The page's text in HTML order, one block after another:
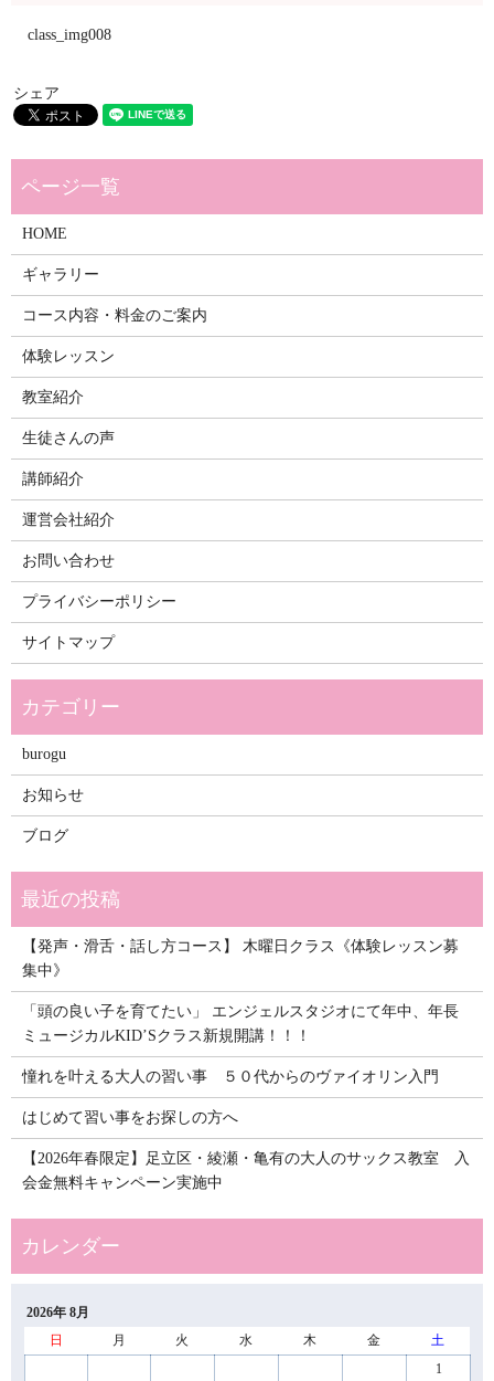
class_img008
シェア
HOME
ギャラリー
コース内容・料金のご案内
体験レッスン
教室紹介
生徒さんの声
講師紹介
運営会社紹介
お問い合わせ
プライバシーポリシー
サイトマップ
burogu
お知らせ
ブログ
【発声・滑舌・話し方コース】 木曜日クラス《体験レッスン募
集中》
「頭の良い子を育てたい」 エンジェルスタジオにて年中、年長
ミュージカルKID’Sクラス新規開講！！！
憧れを叶える大人の習い事 ５０代からのヴァイオリン入門
はじめて習い事をお探しの方へ
【2026年春限定】足立区・綾瀬・亀有の大人のサックス教室 入
会金無料キャンペーン実施中
2026年 8月
日
月 火 水 木 金
土
1